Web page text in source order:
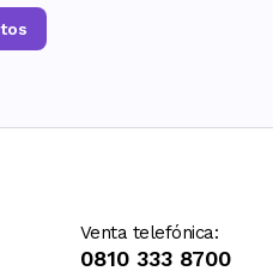
Venta telefónica:
0810 333 8700